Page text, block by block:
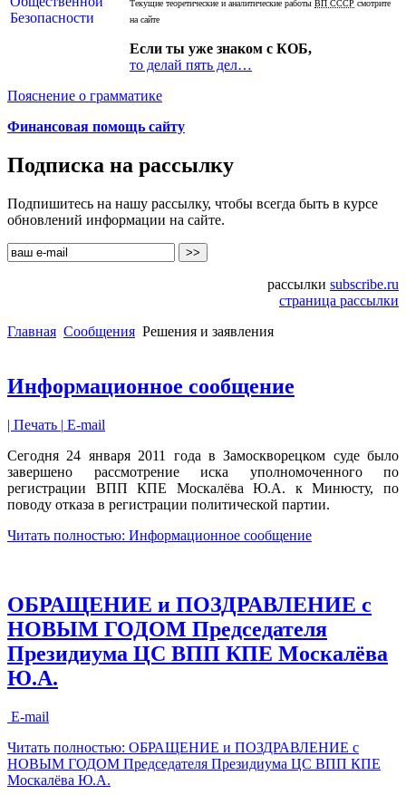
Текущие теоретические и аналитические работы ВП СССР смотрите
на сайте
Если ты уже знаком с КОБ,
то делай пять дел…
Пояснение о грамматике
Финансовая помощь сайту
Подписка на рассылку
Подпишитесь на нашу рассылку, чтобы всегда быть в курсе
обновлений информации на сайте.
рассылки subscribe.ru
страница рассылки
Главная Сообщения Решения и заявления
Информационное сообщение
| Печать | E-mail
Сегодня 24 января 2011 года в Замоскворецком суде было
завершено рассмотрение иска уполномоченного по
регистрации ВПП КПЕ Москалёва Ю.А. к Минюсту, по
поводу отказа в регистрации политической партии.
Читать полностью: Информационное сообщение
ОБРАЩЕНИЕ и ПОЗДРАВЛЕНИЕ с
НОВЫМ ГОДОМ Председателя
Президиума ЦС ВПП КПЕ Москалёва
Ю.А.
E-mail
Читать полностью: ОБРАЩЕНИЕ и ПОЗДРАВЛЕНИЕ с
НОВЫМ ГОДОМ Председателя Президиума ЦС ВПП КПЕ
Москалёва Ю.А.